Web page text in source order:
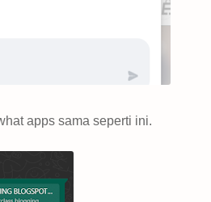
apps sama seperti ini.